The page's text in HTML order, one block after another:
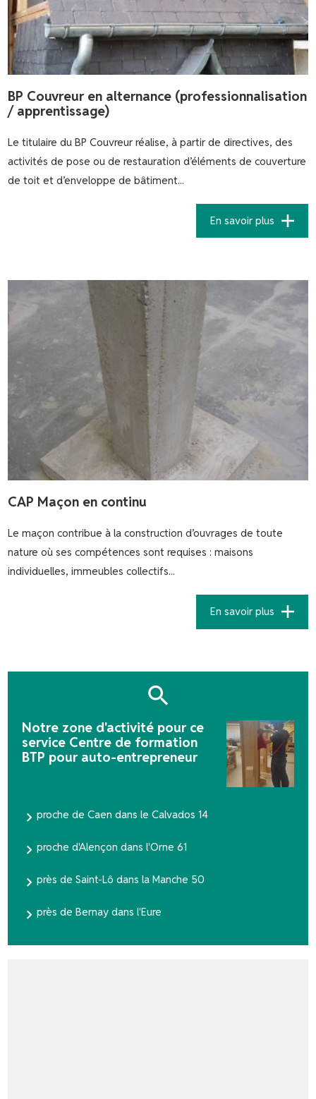
BP Couvreur en alternance (professionnalisation
/ apprentissage)
Le titulaire du BP Couvreur réalise, à partir de directives, des
activités de pose ou de restauration d’éléments de couverture
de toit et d’enveloppe de bâtiment...
En savoir plus
CAP Maçon en continu
Le maçon contribue à la construction d’ouvrages de toute
nature où ses compétences sont requises : maisons
individuelles, immeubles collectifs...
En savoir plus
Notre zone d'activité pour ce
service Centre de formation
BTP pour auto-entrepreneur
proche de Caen dans le Calvados 14
proche d'Alençon dans l'Orne 61
près de Saint-Lô dans la Manche 50
près de Bernay dans l'Eure